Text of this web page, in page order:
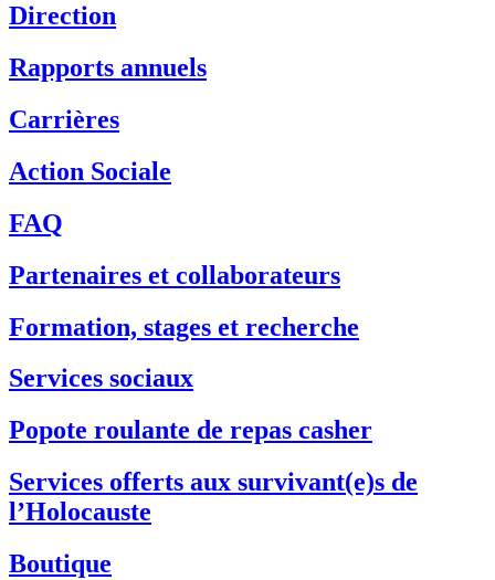
Direction
Rapports annuels
Carrières
Action Sociale
FAQ
Partenaires et collaborateurs
Formation, stages et recherche
Services sociaux
Popote roulante de repas casher
Services offerts aux survivant(e)s de
l’Holocauste
Boutique